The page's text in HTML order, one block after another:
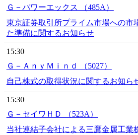
Ｇ－パワーエックス （485A）
東京証券取引所プライム市場への市
た準備に関するお知らせ
15:30
Ｇ－ＡｎｙＭｉｎｄ （5027）
自己株式の取得状況に関するお知ら
15:30
Ｇ－セイワＨＤ （523A）
当社連結子会社による三鷹金属工業